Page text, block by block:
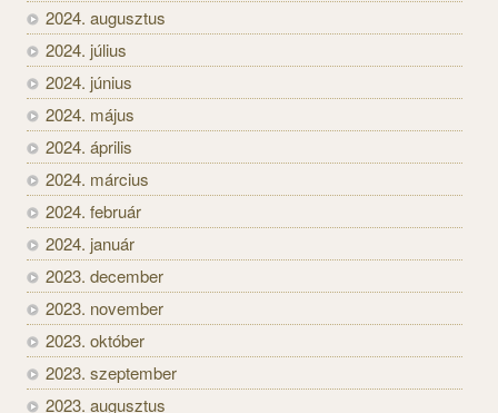
2024. augusztus
2024. július
2024. június
2024. május
2024. április
2024. március
2024. február
2024. január
2023. december
2023. november
2023. október
2023. szeptember
2023. augusztus